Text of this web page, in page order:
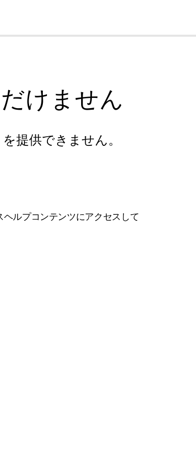
けません
提供できません。
ルプコンテンツにアクセスして